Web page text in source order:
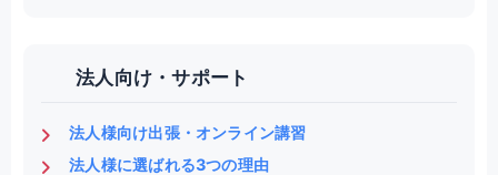
法人向け・サポート
法人様向け出張・オンライン講習
法人様に選ばれる3つの理由